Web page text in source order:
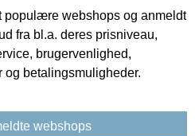
populære webshops og anmeldt
fra bl.a. deres prisniveau,
brugervenlighed,
og betalingsmuligheder.
webshops